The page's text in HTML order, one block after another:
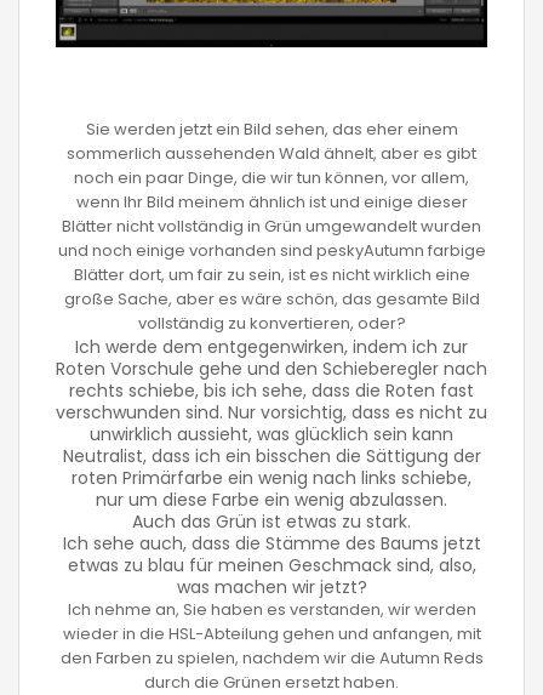
Sie werden jetzt ein Bild sehen, das eher einem
sommerlich aussehenden Wald ähnelt, aber es gibt
noch ein paar Dinge, die wir tun können, vor allem,
wenn Ihr Bild meinem ähnlich ist und einige dieser
Blätter nicht vollständig in Grün umgewandelt wurden
und noch einige vorhanden sind peskyAutumn farbige
Blätter dort, um fair zu sein, ist es nicht wirklich eine
große Sache, aber es wäre schön, das gesamte Bild
vollständig zu konvertieren, oder?
Ich werde dem entgegenwirken, indem ich zur
Roten Vorschule gehe und den Schieberegler nach
rechts schiebe, bis ich sehe, dass die Roten fast
verschwunden sind. Nur vorsichtig, dass es nicht zu
unwirklich aussieht, was glücklich sein kann
Neutralist, dass ich ein bisschen die Sättigung der
roten Primärfarbe ein wenig nach links schiebe,
nur um diese Farbe ein wenig abzulassen.
Auch das Grün ist etwas zu stark.
Ich sehe auch, dass die Stämme des Baums jetzt
etwas zu blau für meinen Geschmack sind, also,
was machen wir jetzt?
Ich nehme an, Sie haben es verstanden, wir werden
wieder in die HSL-Abteilung gehen und anfangen, mit
den Farben zu spielen, nachdem wir die Autumn Reds
durch die Grünen ersetzt haben.